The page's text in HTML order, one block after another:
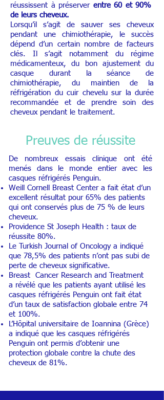
réussissent à préserver entre 60 et 90%
de leurs cheveux.
Lorsqu’il s’agit de sauver ses cheveux
pendant une chimiothérapie, le succès
dépend d’un certain nombre de facteurs
clés. Il s’agit notamment du régime
médicamenteux, du bon ajustement du
casque durant la séance de
chimiothérapie, du maintien de la
réfrigération du cuir chevelu sur la durée
recommandée et de prendre soin des
cheveux pendant le traitement.
Preuves de réussite
De nombreux essais clinique ont été
menés dans le monde entier avec les
casques réfrigérés Penguin.
Weill Cornell Breast Center a fait état d’un
excellent résultat pour 65% des patients
qui ont conservés plus de 75 % de leurs
cheveux.
Providence St Joseph Health : taux de
réussite 80%.
Le Turkish Journal of Oncology a indiqué
que 78,5% des patients n’ont pas subi de
perte de cheveux significative.
Breast Cancer Research and Treatment
a révélé que les patients ayant utilisé les
casques réfrigérés Penguin ont fait état
d’un taux de satisfaction globale entre 74
et 100%.
L’Hôpital universitaire de Ioannina (Grèce)
a indiqué que les casques réfrigérés
Penguin ont permis d’obtenir une
protection globale contre la chute des
cheveux de 81%.